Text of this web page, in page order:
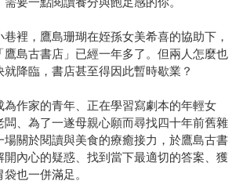
裡，鷹島珊瑚在姪孫女美希喜的協助下，
鷹島古書店」已經一年多了。但兩人怎麼也
降臨，書店甚至得因此暫時歇業？
為作家的青年、正在學習寫劇本的年輕女
闆、為了一遂母親心願而尋找四十年前舊雜
關於閱讀與美食的療癒接力，於鷹島古書
開內心的疑惑、找到當下最適切的答案、獲
也一併滿足。